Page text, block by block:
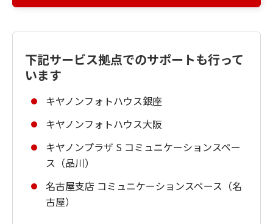
下記サービス拠点でのサポートも行って
います
キヤノンフォトハウス銀座
キヤノンフォトハウス大阪
キヤノンプラザ S コミュニケーションスペー
ス（品川）
名古屋支店 コミュニケーションスペース（名
古屋）